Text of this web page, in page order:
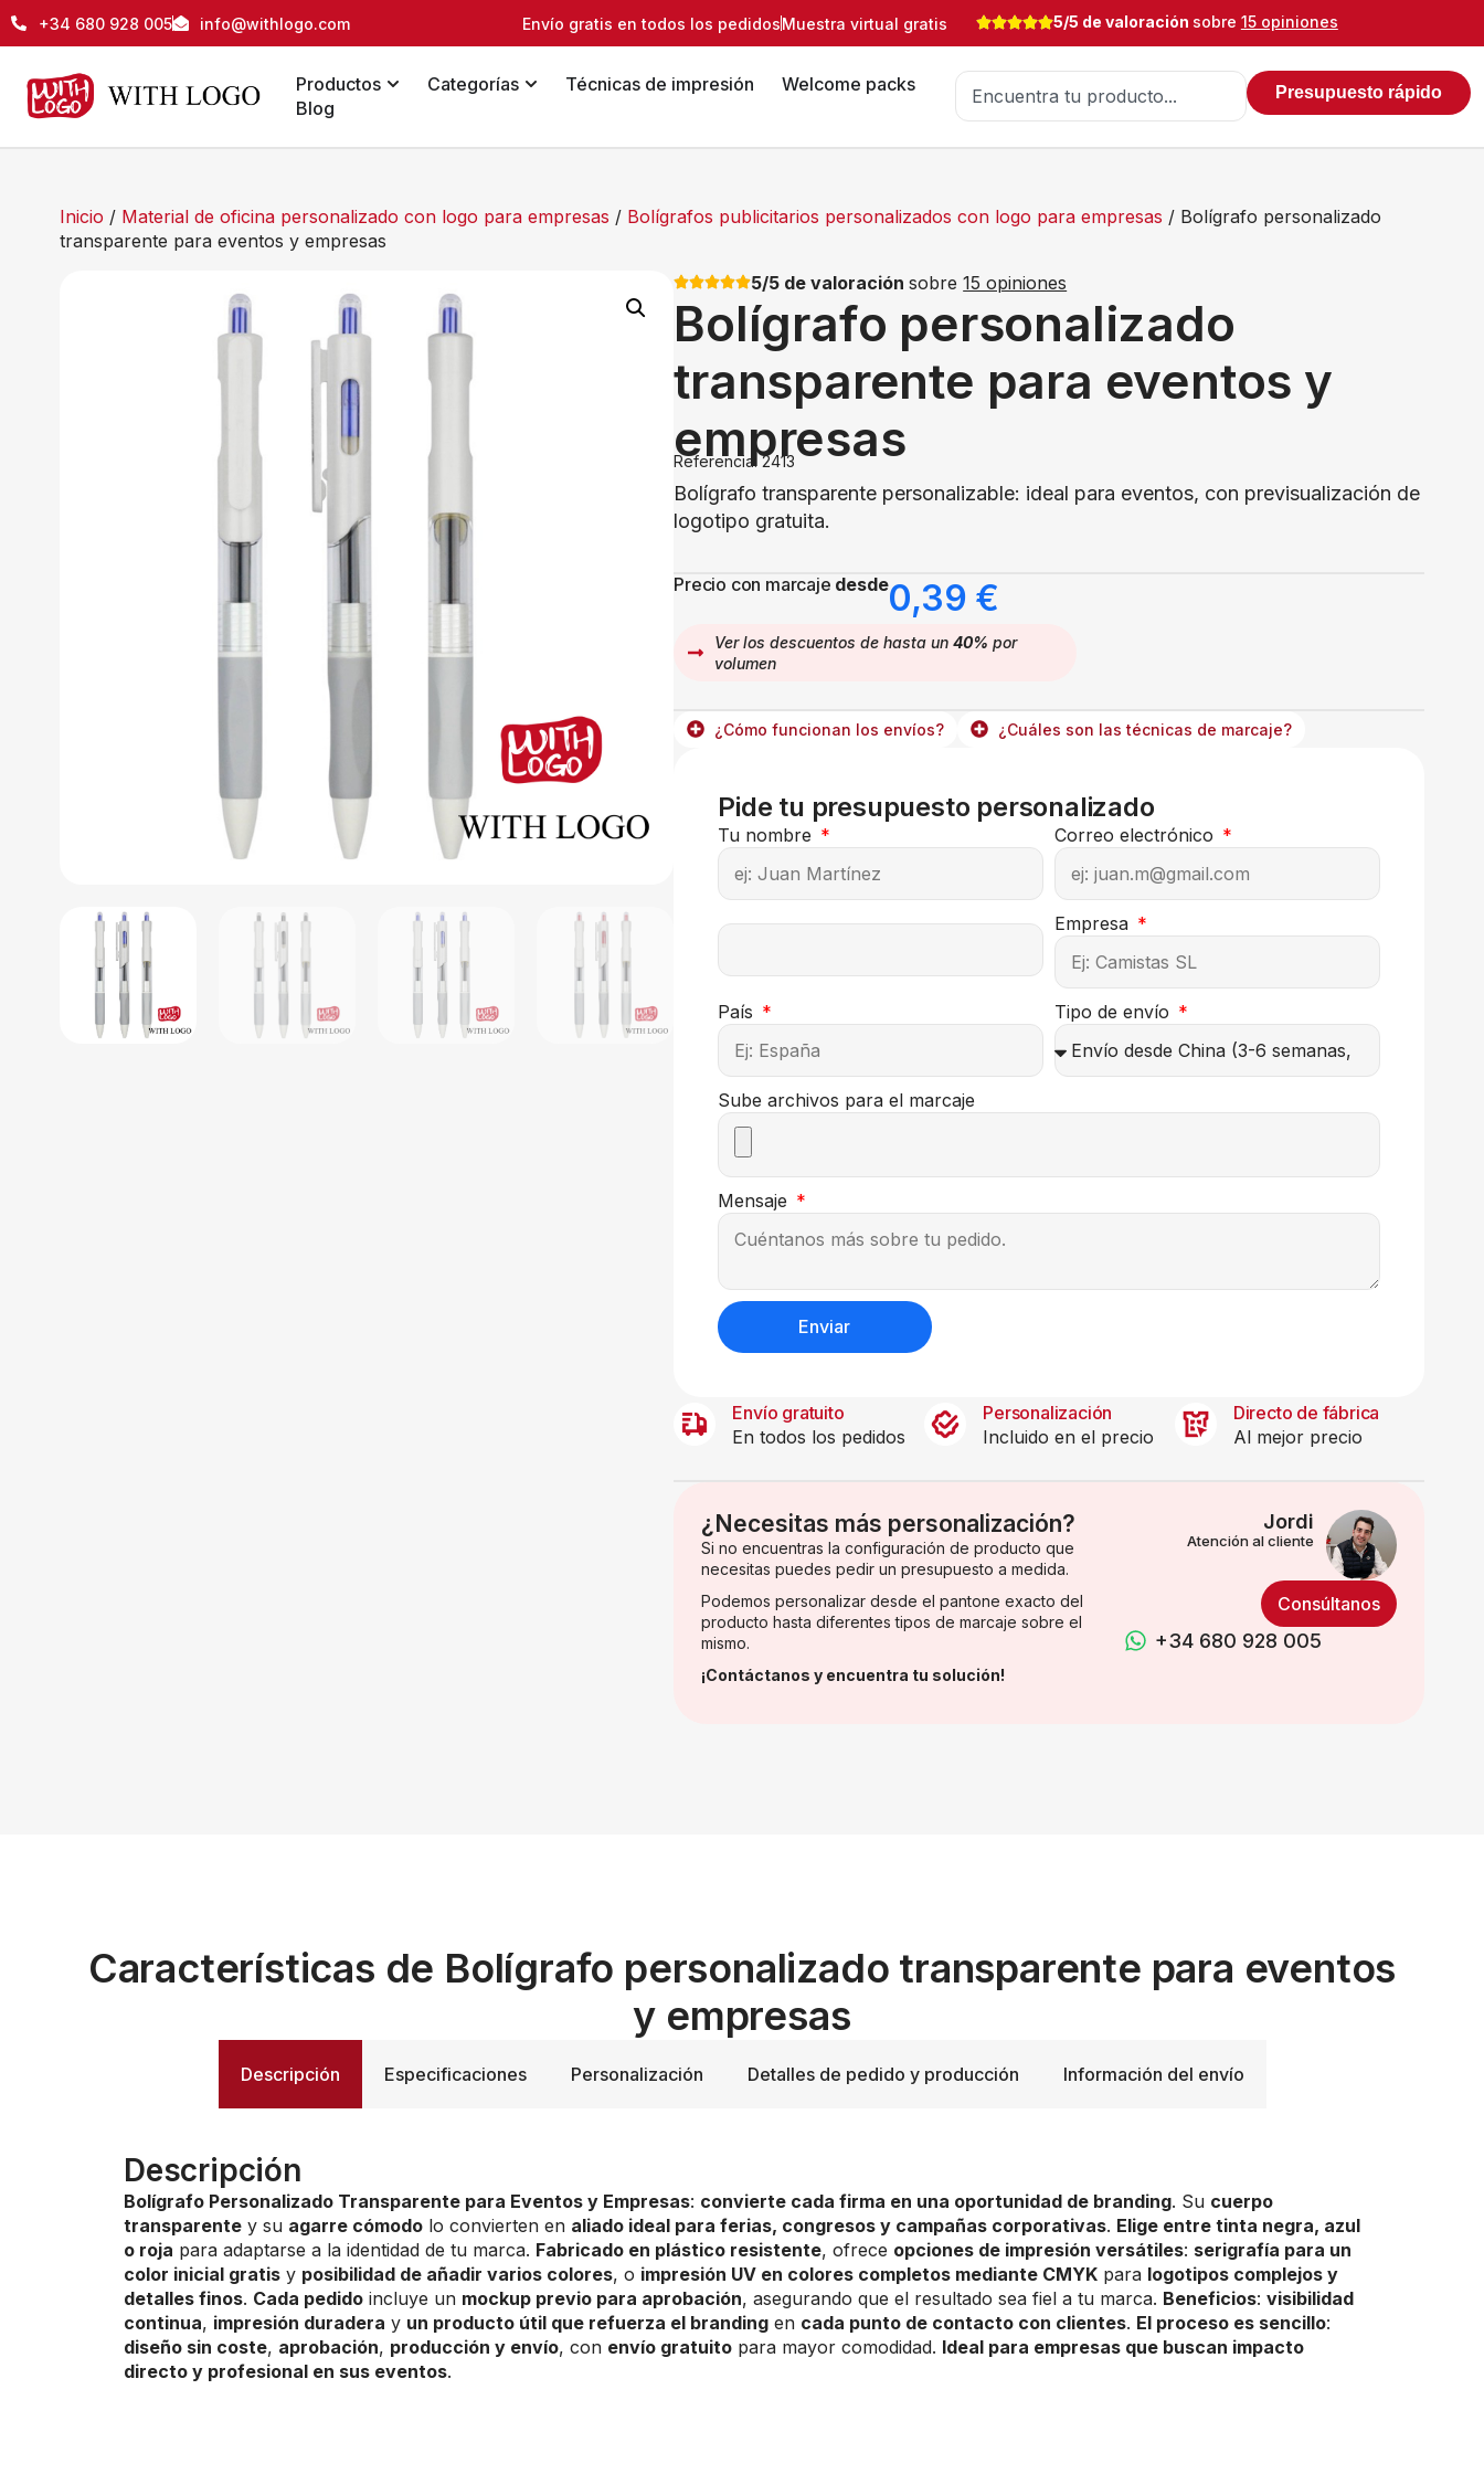
+34 680 928 005 info@withlogo.com Envío gratis en todos los pedidosMuestra virtual gratis 5/5 de valoración sobre 15 opiniones
Productos Categorías Técnicas de impresión
Welcome packs
Blog
Presupuesto rápido
Inicio / Material de oficina personalizado con logo para empresas / Bolígrafos publicitarios personalizados con logo para empresas / Bolígrafo personalizado
transparente para eventos y empresas
5/5 de valoraciónsobre15 opiniones
Bolígrafo personalizado
transparente para eventos y
empresas
Referencia: 2413
Bolígrafo transparente personalizable: ideal para eventos, con previsualización de
logotipo gratuita.
Precio con marcaje desde0,39 €
Ver los descuentos de hasta un40% por
volumen
¿Cómo funcionan los envíos? ¿Cuáles son las técnicas de marcaje?
Pide tu presupuesto personalizado
Tu nombre Correo electrónico
Empresa
País Tipo de envío
Sube archivos para el marcaje
Mensaje
Enviar
Envío gratuito
En todos los pedidos
Personalización
Incluido en el precio
Directo de fábrica
Al mejor precio
¿Necesitas más personalización?
Si no encuentras la configuración de producto que
necesitas puedes pedir un presupuesto a medida.
Podemos personalizar desde el pantone exacto del
producto hasta diferentes tipos de marcaje sobre el
mismo.
¡Contáctanos y encuentra tu solución!
Jordi
Atención al cliente
Consúltanos
+34 680 928 005
Características de Bolígrafo personalizado transparente para eventos
y empresas
Descripción Especificaciones Personalización Detalles de pedido y producción Información del envío
Descripción
Bolígrafo Personalizado Transparente para Eventos y Empresas: convierte cada firma en una oportunidad de branding. Su cuerpo
transparente y su agarre cómodo lo convierten en aliado ideal para ferias, congresos y campañas corporativas. Elige entre tinta negra, azul
o roja para adaptarse a la identidad de tu marca. Fabricado en plástico resistente, ofrece opciones de impresión versátiles: serigrafía para un
color inicial gratis y posibilidad de añadir varios colores, o impresión UV en colores completos mediante CMYK para logotipos complejos y
detalles finos. Cada pedido incluye un mockup previo para aprobación, asegurando que el resultado sea fiel a tu marca. Beneficios: visibilidad
continua, impresión duradera y un producto útil que refuerza el branding en cada punto de contacto con clientes. El proceso es sencillo:
diseño sin coste, aprobación, producción y envío, con envío gratuito para mayor comodidad. Ideal para empresas que buscan impacto
directo y profesional en sus eventos.